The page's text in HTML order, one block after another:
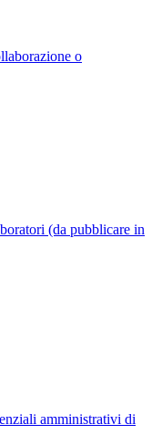
o
(da pubblicare in
amministrativi di